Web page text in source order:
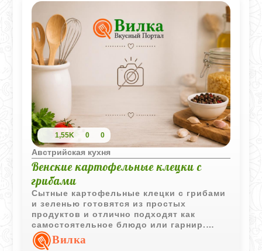
1,55K 0 0
Австрийская кухня
Венские картофельные клецки с
грибами
Сытные картофельные клецки с грибами
и зеленью готовятся из простых
продуктов и отлично подходят как
самостоятельное блюдо или гарнир.
Благодаря особой технологии они
приобретают лёгкую пористую структуру.
Вилка